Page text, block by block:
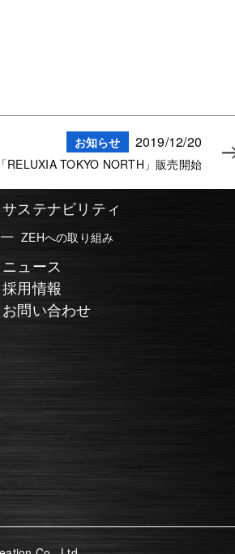
「RELUXIA TOKYO NORTH」販売開始
お知らせ 2019/12/20
サステナビリティ
ZEHへの取り組み
ニュース
採用情報
お問い合わせ